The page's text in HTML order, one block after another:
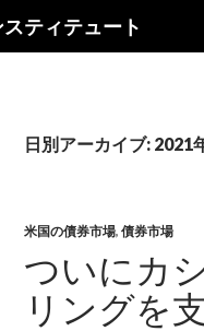
ティテュート
日別アーカイブ: 2021
米国の債券市場, 債券市場
ついにカ
リングを